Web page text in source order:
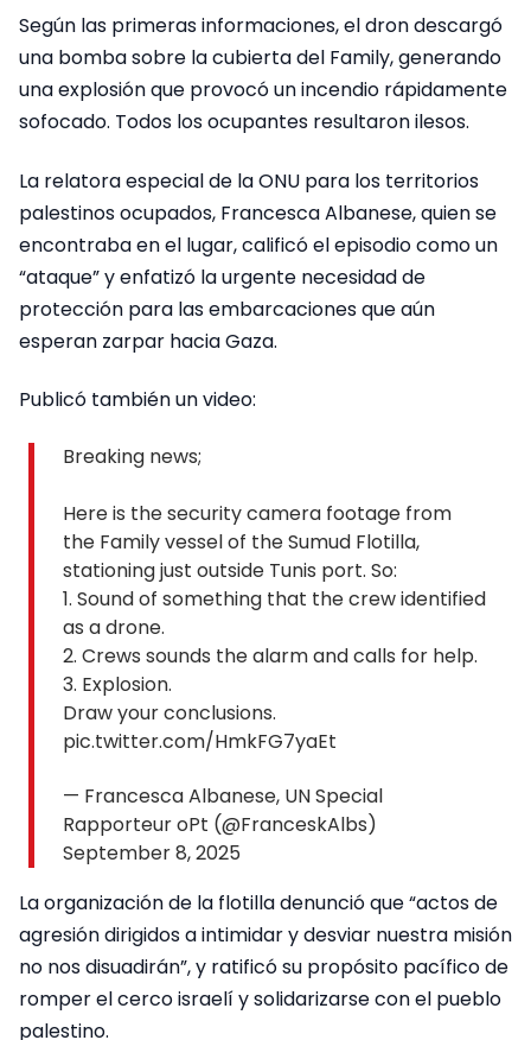
Según las primeras informaciones, el dron descargó
una bomba sobre la cubierta del Family, generando
una explosión que provocó un incendio rápidamente
sofocado. Todos los ocupantes resultaron ilesos.
La relatora especial de la ONU para los territorios
palestinos ocupados, Francesca Albanese, quien se
encontraba en el lugar, calificó el episodio como un
“ataque” y enfatizó la urgente necesidad de
protección para las embarcaciones que aún
esperan zarpar hacia Gaza.
Publicó también un video:
Breaking news;
Here is the security camera footage from
the Family vessel of the Sumud Flotilla,
stationing just outside Tunis port. So:
1. Sound of something that the crew identified
as a drone.
2. Crews sounds the alarm and calls for help.
3. Explosion.
Draw your conclusions.
pic.twitter.com/HmkFG7yaEt
— Francesca Albanese, UN Special
Rapporteur oPt (@FranceskAlbs)
September 8, 2025
La organización de la flotilla denunció que “actos de
agresión dirigidos a intimidar y desviar nuestra misión
no nos disuadirán”, y ratificó su propósito pacífico de
romper el cerco israelí y solidarizarse con el pueblo
palestino.